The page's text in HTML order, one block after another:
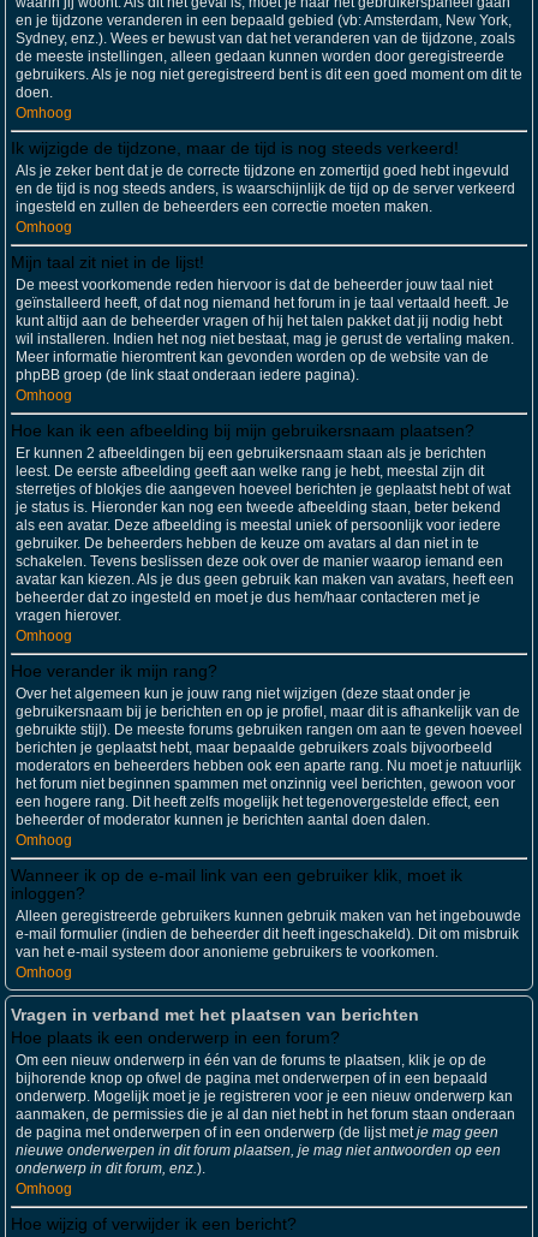
en je tijdzone veranderen in een bepaald gebied (vb: Amsterdam, New York,
Sydney, enz.). Wees er bewust van dat het veranderen van de tijdzone, zoals
de meeste instellingen, alleen gedaan kunnen worden door geregistreerde
gebruikers. Als je nog niet geregistreerd bent is dit een goed moment om dit te
doen.
Omhoog
Ik wijzigde de tijdzone, maar de tijd is nog steeds verkeerd!
Als je zeker bent dat je de correcte tijdzone en zomertijd goed hebt ingevuld
en de tijd is nog steeds anders, is waarschijnlijk de tijd op de server verkeerd
ingesteld en zullen de beheerders een correctie moeten maken.
Omhoog
Mijn taal zit niet in de lijst!
De meest voorkomende reden hiervoor is dat de beheerder jouw taal niet
geïnstalleerd heeft, of dat nog niemand het forum in je taal vertaald heeft. Je
kunt altijd aan de beheerder vragen of hij het talen pakket dat jij nodig hebt
wil installeren. Indien het nog niet bestaat, mag je gerust de vertaling maken.
Meer informatie hieromtrent kan gevonden worden op de website van de
phpBB groep (de link staat onderaan iedere pagina).
Omhoog
Hoe kan ik een afbeelding bij mijn gebruikersnaam plaatsen?
Er kunnen 2 afbeeldingen bij een gebruikersnaam staan als je berichten
leest. De eerste afbeelding geeft aan welke rang je hebt, meestal zijn dit
sterretjes of blokjes die aangeven hoeveel berichten je geplaatst hebt of wat
je status is. Hieronder kan nog een tweede afbeelding staan, beter bekend
als een avatar. Deze afbeelding is meestal uniek of persoonlijk voor iedere
gebruiker. De beheerders hebben de keuze om avatars al dan niet in te
schakelen. Tevens beslissen deze ook over de manier waarop iemand een
avatar kan kiezen. Als je dus geen gebruik kan maken van avatars, heeft een
beheerder dat zo ingesteld en moet je dus hem/haar contacteren met je
vragen hierover.
Omhoog
Hoe verander ik mijn rang?
Over het algemeen kun je jouw rang niet wijzigen (deze staat onder je
gebruikersnaam bij je berichten en op je profiel, maar dit is afhankelijk van de
gebruikte stijl). De meeste forums gebruiken rangen om aan te geven hoeveel
berichten je geplaatst hebt, maar bepaalde gebruikers zoals bijvoorbeeld
moderators en beheerders hebben ook een aparte rang. Nu moet je natuurlijk
het forum niet beginnen spammen met onzinnig veel berichten, gewoon voor
een hogere rang. Dit heeft zelfs mogelijk het tegenovergestelde effect, een
beheerder of moderator kunnen je berichten aantal doen dalen.
Omhoog
Wanneer ik op de e-mail link van een gebruiker klik, moet ik
inloggen?
Alleen geregistreerde gebruikers kunnen gebruik maken van het ingebouwde
e-mail formulier (indien de beheerder dit heeft ingeschakeld). Dit om misbruik
van het e-mail systeem door anonieme gebruikers te voorkomen.
Omhoog
Vragen in verband met het plaatsen van berichten
Hoe plaats ik een onderwerp in een forum?
Om een nieuw onderwerp in één van de forums te plaatsen, klik je op de
bijhorende knop op ofwel de pagina met onderwerpen of in een bepaald
onderwerp. Mogelijk moet je je registreren voor je een nieuw onderwerp kan
aanmaken, de permissies die je al dan niet hebt in het forum staan onderaan
de pagina met onderwerpen of in een onderwerp (de lijst metje mag geen
nieuwe onderwerpen in dit forum plaatsen, je mag niet antwoorden op een
onderwerp in dit forum, enz.).
Omhoog
Hoe wijzig of verwijder ik een bericht?